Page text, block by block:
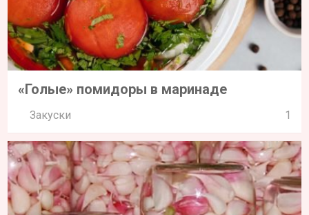
«Голые» помидоры в маринаде
Закуски 1